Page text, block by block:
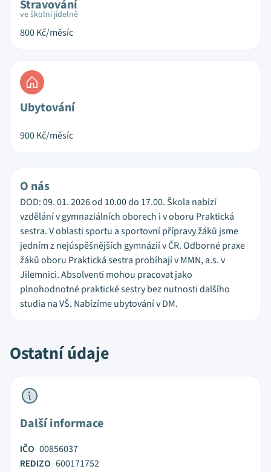
Stravování
ve školní jídelně
800Kč/měsíc
Ubytování
900Kč/měsíc
O nás
DOD: 09. 01. 2026 od 10.00 do 17.00. Škola nabízí
vzdělání v gymnaziálních oborech i v oboru Praktická
sestra. V oblasti sportu a sportovní přípravy žáků jsme
jedním z nejúspěšnějších gymnázií v ČR. Odborné praxe
žáků oboru Praktická sestra probíhají v MMN, a.s. v
Jilemnici. Absolventi mohou pracovat jako
plnohodnotné praktické sestry bez nutnosti dalšího
studia na VŠ. Nabízíme ubytování v DM.
Ostatní údaje
Další informace
IČO 00856037
REDIZO 600171752